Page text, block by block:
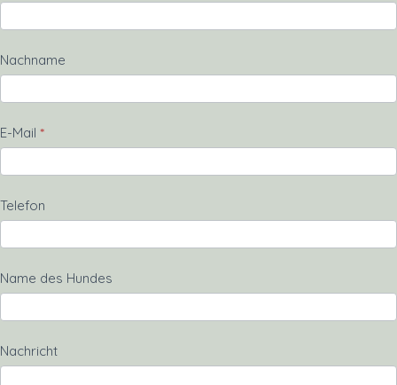
Nachname
E-Mail *
Telefon
Name des Hundes
Nachricht